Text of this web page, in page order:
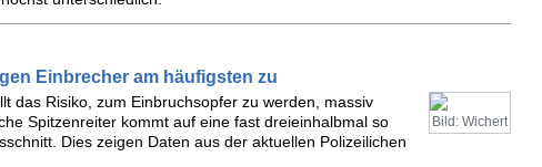
Einbrecher am häufigsten zu
Bild: Wichert
das Risiko, zum Einbruchsopfer zu werden, massiv
Spitzenreiter kommt auf eine fast dreieinhalbmal so
Dies zeigen Daten aus der aktuellen Polizeilichen